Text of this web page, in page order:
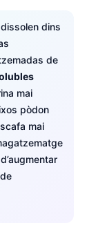
dins
de
mai
pòdon
mai